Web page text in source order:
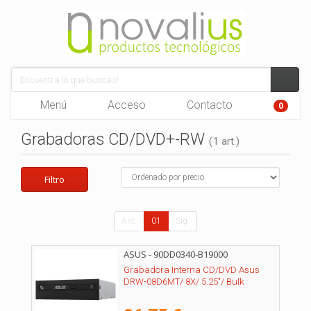
Menú Acceso Contacto 0
Grabadoras CD/DVD+-RW (1 art.)
Filtro
Ant. 01 Sig.
ASUS - 90DD0340-B19000
Grabadora Interna CD/DVD Asus
DRW-08D6MT/ 8X/ 5.25"/ Bulk